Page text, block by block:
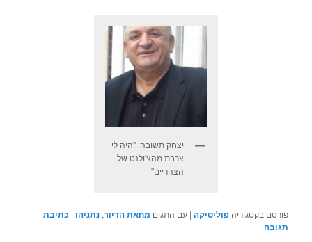
יצחק תשובה: "היה לי
צרבת מהצ'ולנט של
הצהריים"
פורסם בקטגוריה פוליטיקה |עם התגים מחאת הדיור,נתניהו | כתיבת
תגובה